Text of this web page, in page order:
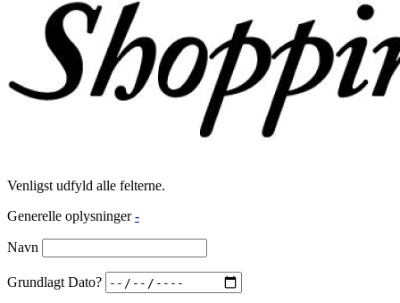
Venligst udfyld alle felterne.
Generelle oplysninger -
Navn
Grundlagt Dato?